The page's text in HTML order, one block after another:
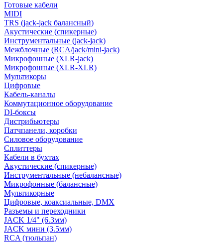
Готовые кабели
MIDI
TRS (jack-jack балансный)
Акустические (спикерные)
Инструментальные (jack-jack)
Межблочные (RCA/jack/mini-jack)
Микрофонные (XLR-jack)
Микрофонные (XLR-XLR)
Мультикоры
Цифровые
Кабель-каналы
Коммутационное оборудование
DI-боксы
Дистрибьютеры
Патчпанели, коробки
Силовое оборудование
Сплиттеры
Кабели в бухтах
Акустические (спикерные)
Инструментальные (небалансные)
Микрофонные (балансные)
Мультикорные
Цифровые, коаксиальные, DMX
Разъемы и переходники
JACK 1/4" (6.3мм)
JACK мини (3.5мм)
RCA (тюльпан)